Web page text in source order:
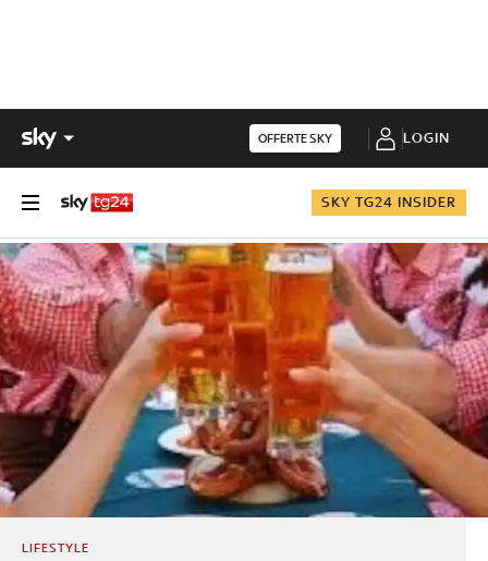
OFFERTE SKY LOGIN
SKY TG24 INSIDER
LIFESTYLE